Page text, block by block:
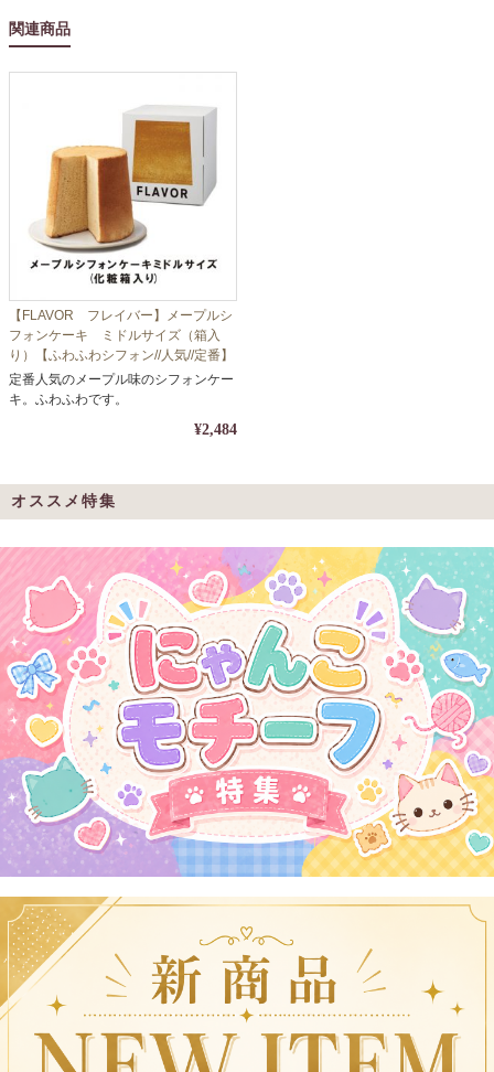
関連商品
【FLAVOR フレイバー】メープルシ
フォンケーキ ミドルサイズ（箱入
り）【ふわふわシフォン//人気//定番】
定番人気のメープル味のシフォンケー
キ。ふわふわです。
¥2,484
オススメ特集